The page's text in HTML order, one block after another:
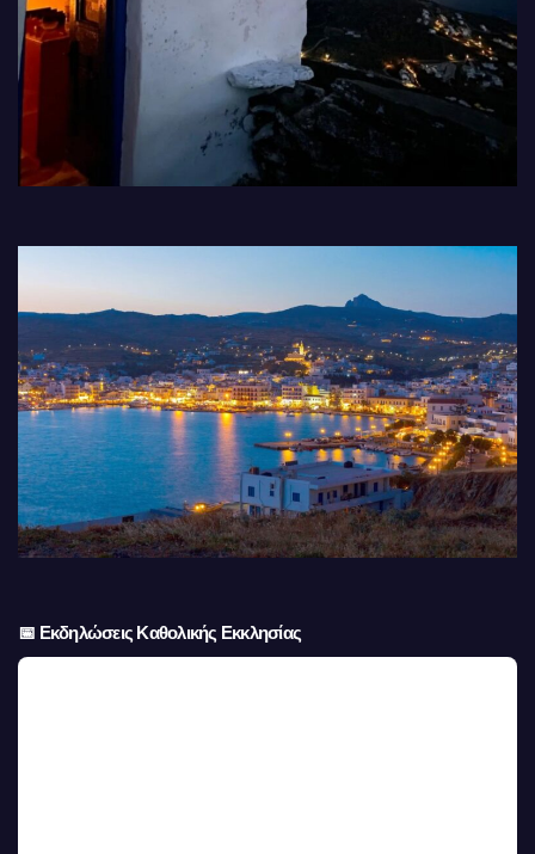
👆 Κλικ για περιήγηση
Tinos LIVE TV